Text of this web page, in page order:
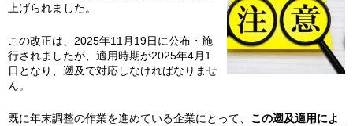
上げられました。
この改正は、2025年11月19日に公布・施
行されましたが、適用時期が2025年4月1
日となり、遡及で対応しなければなりませ
ん。
既に年末調整の作業を進めている企業にとって、 この遡及適用によ